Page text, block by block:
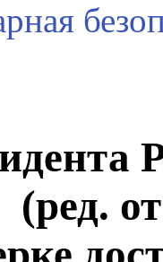
(ред.